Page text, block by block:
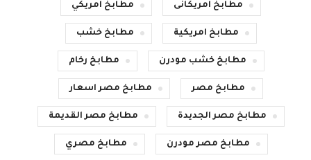
مطابخ امريكانى مطابخ امريكي
مطابخ امريكية مطابخ خشب
مطابخ خشب مودرن مطابخ رخام
مطابخ مصر مطابخ مصر اسعار
مطابخ مصر الجديدة مطابخ مصر القديمة
مطابخ مصر مودرن مطابخ مصري